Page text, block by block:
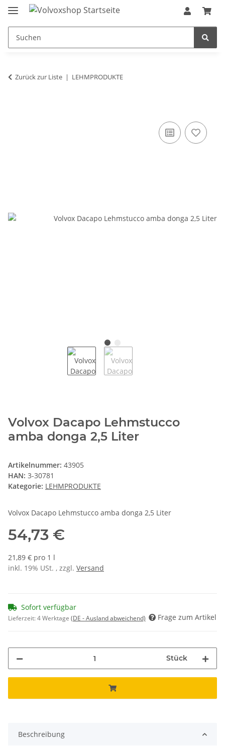
Zurück zur Liste LEHMPRODUKTE
Volvox Dacapo Lehmstucco
amba donga 2,5 Liter
Artikelnummer: 43905
HAN: 3-30781
Kategorie: LEHMPRODUKTE
Volvox Dacapo Lehmstucco amba donga 2,5 Liter
54,73 €
21,89 € pro 1 l
inkl. 19% USt. , zzgl. Versand
Sofort verfügbar
Lieferzeit:4 Werktage (DE - Ausland abweichend) Frage zum Artikel
Stück
Beschreibung